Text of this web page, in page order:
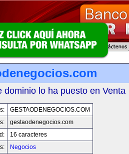
dominio lo ha puesto en Venta
GESTAODENEGOCIOS.COM
gestaodenegocios.com
16 caracteres
Negocios